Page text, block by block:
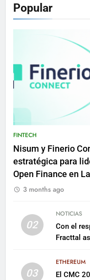
Popular
FINTECH
Nisum y Finerio
estratégica para
Open Finance en
3 months ago
02
NOTICIAS
Con el
Fracttal
03
ETHEREUM
El CMC